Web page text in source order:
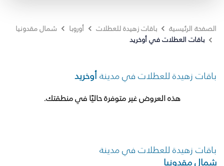
الصفحة الرئيسية باقات زهيدة للعطلات أوروبا
شمال مقدونيا
باقات العطلات في أوخريد
باقات زهيدة للعطلات في مدينةأوخريد
هذه العروض غير متوفرة حاليًا في منطقتك.
باقات زهيدة للعطلات في مدينة
شمال مقدونيا